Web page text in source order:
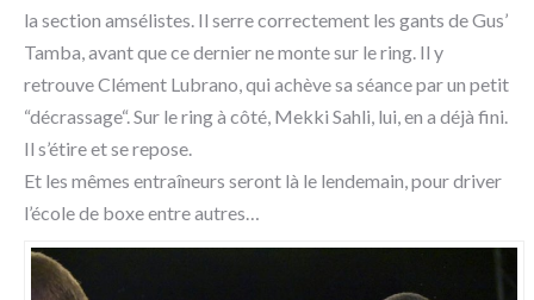
la section amsélistes. Il serre correctement les gants de Gus’
Tamba, avant que ce dernier ne monte sur le ring. Il y
retrouve Clément Lubrano, qui achève sa séance par un petit
“décrassage“. Sur le ring à côté, Mekki Sahli, lui, en a déjà fini.
Il s’étire et se repose.
Et les mêmes entraîneurs seront là le lendemain, pour driver
l’école de boxe entre autres…